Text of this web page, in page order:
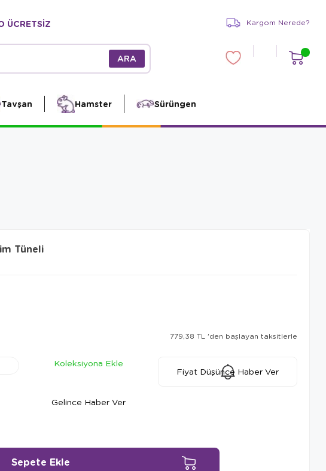
ÜCRETSİZ Kargom Nerede?
Tavşan Hamster Sürüngen
Tüneli
779,38 TL 'den başlayan taksitlerle
Koleksiyona Ekle
Fiyat Düşünce Haber Ver
Gelince Haber Ver